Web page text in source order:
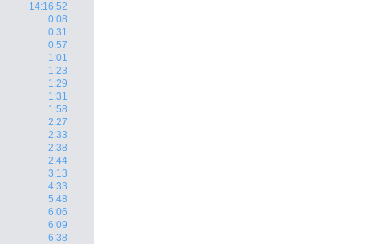
14:16:52
0:08
0:31
0:57
1:01
1:23
1:29
1:31
1:58
2:27
2:33
2:38
2:44
3:13
4:33
5:48
6:06
6:09
6:38